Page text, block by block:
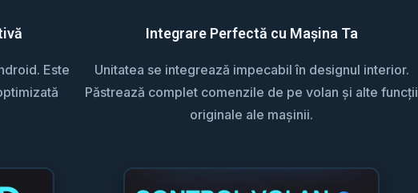
Este
Integrare Perfectă cu Mașina Ta
Unitatea se integrează impecabil în designul interior.
Păstrează complet comenzile de pe volan și alte funcții
originale ale mașinii.